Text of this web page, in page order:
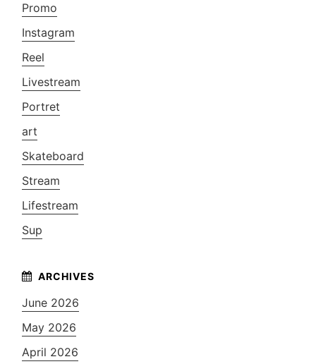
Promo
Instagram
Reel
Livestream
Portret
art
Skateboard
Stream
Lifestream
Sup
June 2026
May 2026
April 2026